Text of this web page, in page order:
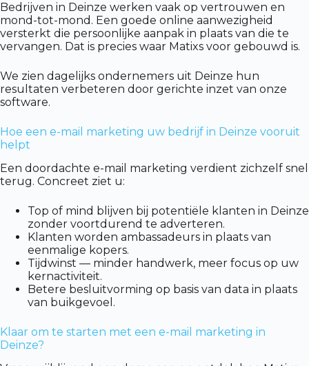
Bedrijven in Deinze werken vaak op vertrouwen en
mond-tot-mond. Een goede online aanwezigheid
versterkt die persoonlijke aanpak in plaats van die te
vervangen. Dat is precies waar Matixs voor gebouwd is.
We zien dagelijks ondernemers uit Deinze hun
resultaten verbeteren door gerichte inzet van onze
software.
Hoe een e-mail marketing uw bedrijf in Deinze vooruit
helpt
Een doordachte e-mail marketing verdient zichzelf snel
terug. Concreet ziet u:
Top of mind blijven bij potentiële klanten in Deinze
zonder voortdurend te adverteren.
Klanten worden ambassadeurs in plaats van
eenmalige kopers.
Tijdwinst — minder handwerk, meer focus op uw
kernactiviteit.
Betere besluitvorming op basis van data in plaats
van buikgevoel.
Klaar om te starten met een e-mail marketing in
Deinze?